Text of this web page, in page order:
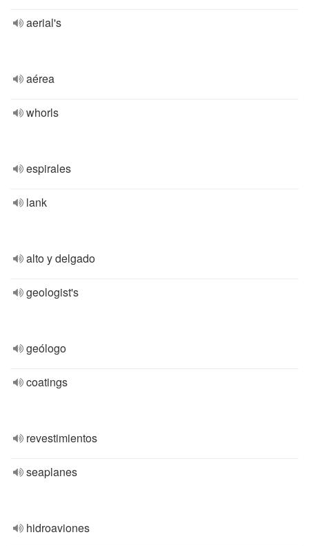
aerial's
aérea
whorls
espirales
lank
alto y delgado
geologist's
geólogo
coatings
revestimientos
seaplanes
hidroaviones